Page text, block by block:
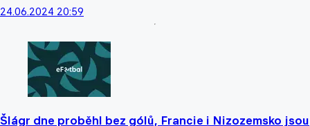
24.06.2024 20:59
Šlágr dne proběhl bez gólů, Francie i Nizozemsko jsou